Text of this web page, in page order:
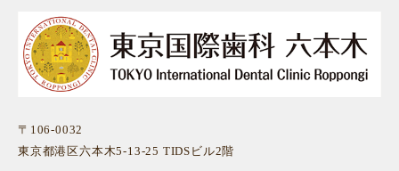
〒106-0032
東京都港区六本木5-13-25 TIDSビル2階